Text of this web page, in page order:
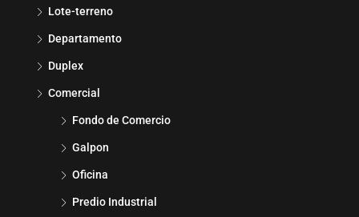
Lote-terreno
Departamento
Duplex
Comercial
Fondo de Comercio
Galpon
Oficina
Predio Industrial